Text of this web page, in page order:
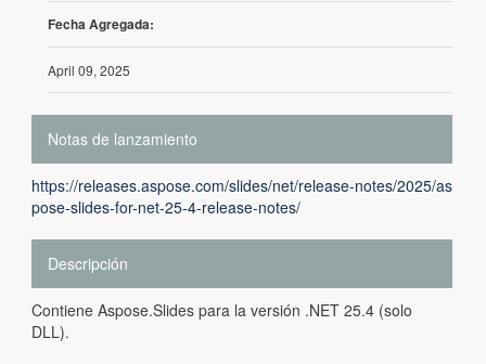
Fecha Agregada:
April 09, 2025
Notas de lanzamiento
https://releases.aspose.com/slides/net/release-notes/2025/as
pose-slides-for-net-25-4-release-notes/
Descripción
Contiene Aspose.Slides para la versión .NET 25.4 (solo
DLL).